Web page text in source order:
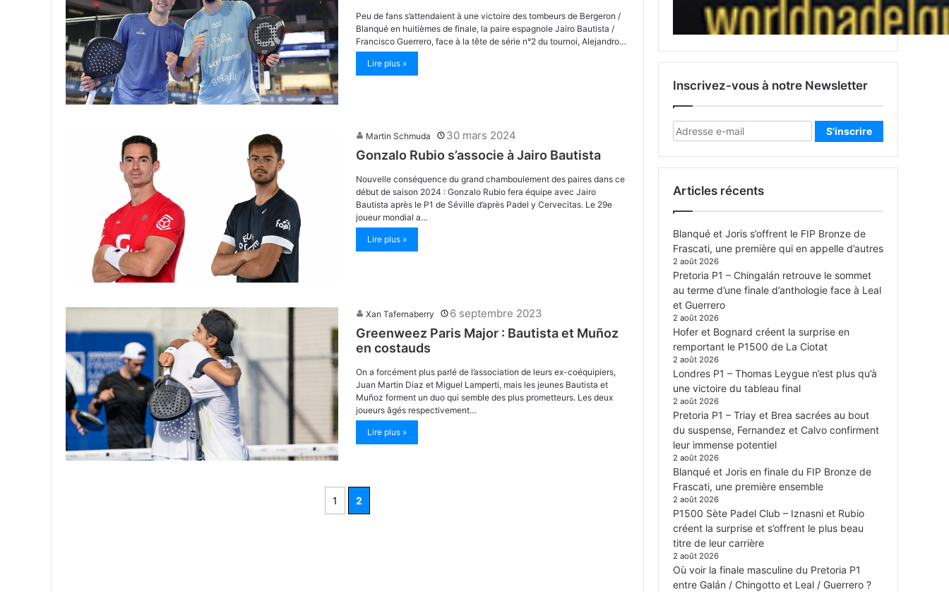
Peu de fans s’attendaient à une victoire des tombeurs de Bergeron /
Blanqué en huitièmes de finale, la paire espagnole Jairo Bautista /
Francisco Guerrero, face à la tête de série n°2 du tournoi, Alejandro…
Lire plus »
Martin Schmuda 30 mars 2024
Gonzalo Rubio s’associe à Jairo Bautista
Nouvelle conséquence du grand chamboulement des paires dans ce
début de saison 2024 : Gonzalo Rubio fera équipe avec Jairo
Bautista après le P1 de Séville d’après Padel y Cervecitas. Le 29e
joueur mondial a…
Lire plus »
Xan Tafernaberry 6 septembre 2023
Greenweez Paris Major : Bautista et Muñoz
en costauds
On a forcément plus parlé de l’association de leurs ex-coéquipiers,
Juan Martin Diaz et Miguel Lamperti, mais les jeunes Bautista et
Muñoz forment un duo qui semble des plus prometteurs. Les deux
joueurs âgés respectivement…
Lire plus »
1 2
Inscrivez-vous à notre Newsletter
Articles récents
Blanqué et Joris s’offrent le FIP Bronze de
Frascati, une première qui en appelle d’autres
2 août 2026
Pretoria P1 – Chingalán retrouve le sommet
au terme d’une finale d’anthologie face à Leal
et Guerrero
2 août 2026
Hofer et Bognard créent la surprise en
remportant le P1500 de La Ciotat
2 août 2026
Londres P1 – Thomas Leygue n’est plus qu’à
une victoire du tableau final
2 août 2026
Pretoria P1 – Triay et Brea sacrées au bout
du suspense, Fernandez et Calvo confirment
leur immense potentiel
2 août 2026
Blanqué et Joris en finale du FIP Bronze de
Frascati, une première ensemble
2 août 2026
P1500 Sète Padel Club – Iznasni et Rubio
créent la surprise et s’offrent le plus beau
titre de leur carrière
2 août 2026
Où voir la finale masculine du Pretoria P1
entre Galán / Chingotto et Leal / Guerrero ?